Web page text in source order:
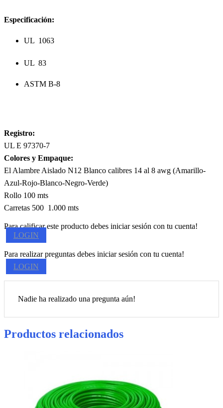
Especificación:
UL  1063
UL  83
ASTM B-8
Registro:
UL E 97370-7
Colores y Empaque:
El Alambre Aislado N12 Blanco calibres 14 al 8 awg (Amarillo-
Azul-Rojo-Blanco-Negro-Verde)
Rollo 100 mts
Carretas 500  1.000 mts
Para calificar este producto debes iniciar sesión con tu cuenta!
LOGIN
Para realizar preguntas debes iniciar sesión con tu cuenta!
LOGIN
Nadie ha realizado una pregunta aún!
Productos relacionados